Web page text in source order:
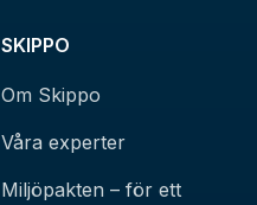
SKIPPO
Om Skippo
Våra experter
Miljöpakten – för ett